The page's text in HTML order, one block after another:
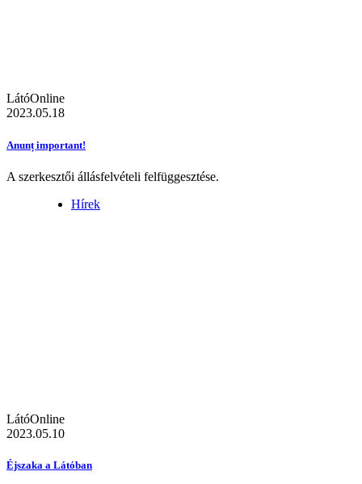
LátóOnline
2023.05.18
Anunț important!
A szerkesztői állásfelvételi felfüggesztése.
Hírek
LátóOnline
2023.05.10
Éjszaka a Látóban